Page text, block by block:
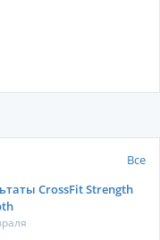
Все
CrossFit Strength